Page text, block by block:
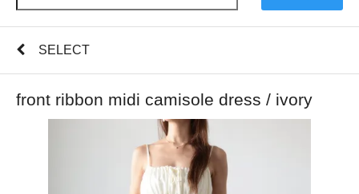
SELECT
front ribbon midi camisole dress / ivory